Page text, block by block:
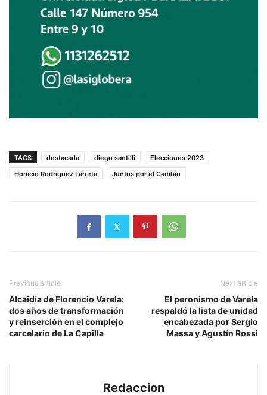
TAGS destacada diego santilli
Elecciones 2023
Horacio Rodríguez Larreta
Juntos por el Cambio
Previous article
Alcaidía de Florencio Varela:
dos años de transformación
y reinserción en el complejo
carcelario de La Capilla
Next article
El peronismo de Varela
respaldó la lista de unidad
encabezada por Sergio
Massa y Agustín Rossi
Redaccion